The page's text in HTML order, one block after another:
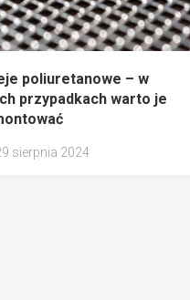
poliuretanowe – w
przypadkach warto je
sierpnia 2024